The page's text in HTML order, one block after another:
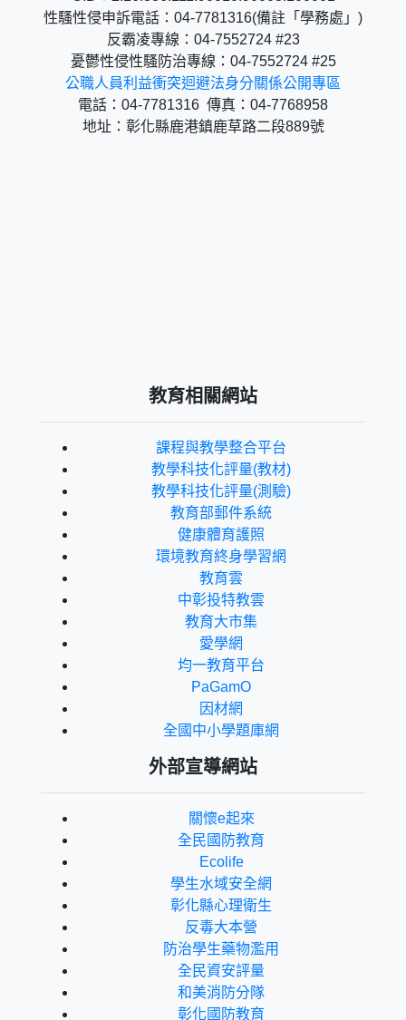
性騷性侵申訴電話：04-7781316(備註「學務處」)
反霸凌專線：04-7552724 #23
憂鬱性侵性騷防治專線：04-7552724 #25
公職人員利益衝突迴避法身分關係公開專區
電話：04-7781316 傳真：04-7768958
地址：彰化縣鹿港鎮鹿草路二段889號
教育相關網站
課程與教學整合平台
教學科技化評量(教材)
教學科技化評量(測驗)
教育部郵件系統
健康體育護照
環境教育終身學習網
教育雲
中彰投特教雲
教育大市集
愛學網
均一教育平台
PaGamO
因材網
全國中小學題庫網
外部宣導網站
關懷e起來
全民國防教育
Ecolife
學生水域安全網
彰化縣心理衛生
反毒大本營
防治學生藥物濫用
全民資安評量
和美消防分隊
彰化國防教育